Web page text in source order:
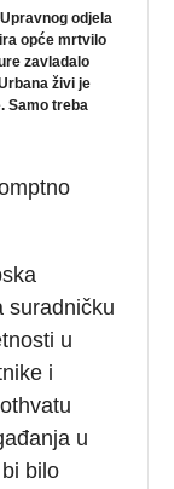
odjela
opće mrtvilo
zavladalo
živi je
Samo treba
suradničku
u
i
u
bilo